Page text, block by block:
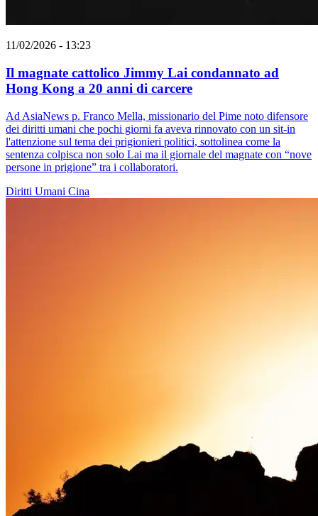
11/02/2026 - 13:23
Il magnate cattolico Jimmy Lai condannato ad
Hong Kong a 20 anni di carcere
Ad AsiaNews p. Franco Mella, missionario del Pime noto difensore
dei diritti umani che pochi giorni fa aveva rinnovato con un sit-in
l'attenzione sul tema dei prigionieri politici, sottolinea come la
sentenza colpisca non solo Lai ma il giornale del magnate con “nove
persone in prigione” tra i collaboratori.
Diritti Umani Cina